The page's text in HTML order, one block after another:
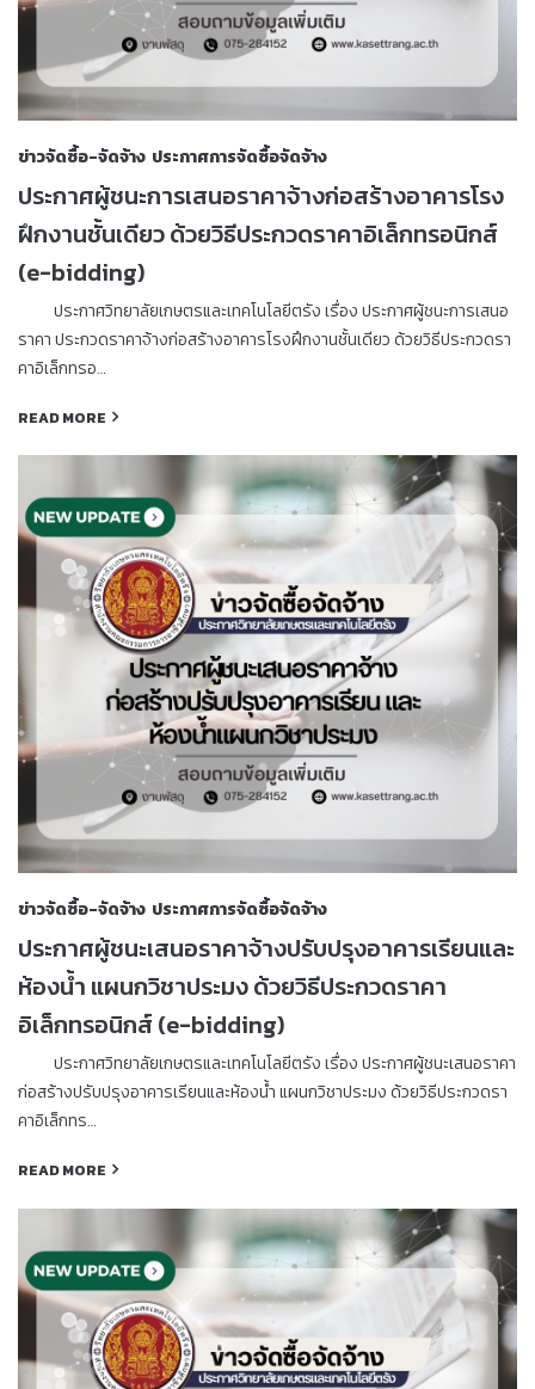
ข่าวจัดซื้อ-จัดจ้าง ประกาศการจัดซื้อจัดจ้าง
ประกาศผู้ชนะการเสนอราคาจ้างก่อสร้างอาคารโรง
ฝึกงานชั้นเดียว ด้วยวิธีประกวดราคาอิเล็กทรอนิกส์
(e-bidding)
ประกาศวิทยาลัยเกษตรและเทคโนโลยีตรัง เรื่อง ประกาศผู้ชนะการเสนอ
ราคา ประกวดราคาจ้างก่อสร้างอาคารโรงฝึกงานชั้นเดียว ด้วยวิธีประกวดรา
คาอิเล็กทรอ…
READ MORE
ข่าวจัดซื้อ-จัดจ้าง ประกาศการจัดซื้อจัดจ้าง
ประกาศผู้ชนะเสนอราคาจ้างปรับปรุงอาคารเรียนและ
ห้องน้ำ แผนกวิชาประมง ด้วยวิธีประกวดราคา
อิเล็กทรอนิกส์ (e-bidding)
ประกาศวิทยาลัยเกษตรและเทคโนโลยีตรัง เรื่อง ประกาศผู้ชนะเสนอราคา
ก่อสร้างปรับปรุงอาคารเรียนและห้องน้ำ แผนกวิชาประมง ด้วยวิธีประกวดรา
คาอิเล็กทร…
READ MORE